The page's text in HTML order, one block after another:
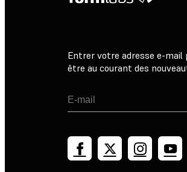
Entrer votre adresse e-mail
être au courant des